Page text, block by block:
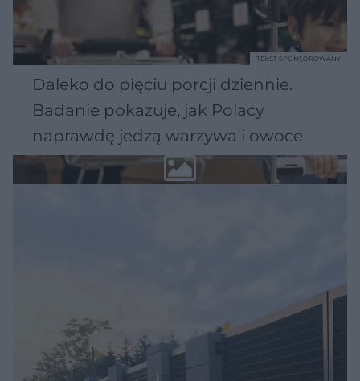
Daleko do pięciu porcji dziennie.
Badanie pokazuje, jak Polacy
naprawdę jedzą warzywa i owoce
TEKST SPONSOROWANY